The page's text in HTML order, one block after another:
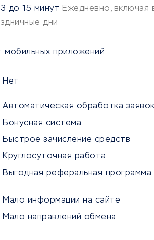
3 до 15 минут Ежедневно, включая
дни
мобильных приложений
Нет
Автоматическая обработка заявок
Бонусная система
Быстрое зачисление средств
Круглосуточная работа
Выгодная реферальная программа
Мало информации на сайте
Мало направлений обмена